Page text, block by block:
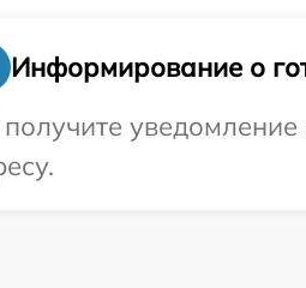
Информирование о
уведомление